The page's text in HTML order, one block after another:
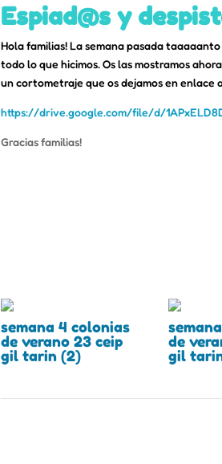
Espiad@s y
Hola familias! La semana pasada
todo lo que hicimos. Os las mostramos
un cortometraje que os dejamos en enlace
https://drive.google.com/file/d/
Gracias familias!
semana 4 colonias
de verano 23 ceip
gil tarin (2)
de
gil